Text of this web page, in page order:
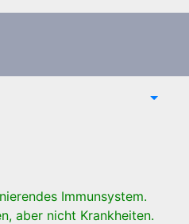
Immunsystem.
aber nicht Krankheiten.